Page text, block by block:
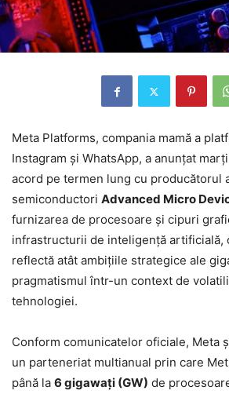
Meta Platforms, compania mamă a
Instagram și WhatsApp, a anunțat
acord pe termen lung cu producătorul
semiconductori Advanced Micro
furnizarea de procesoare și cipuri
infrastructurii de inteligență artificială,
reflectă atât ambițiile strategice ale
pragmatismul într-un context de
tehnologiei.
Conform comunicatelor oficiale, Meta
un parteneriat multianual prin care
până la 6 gigawați (GW) de